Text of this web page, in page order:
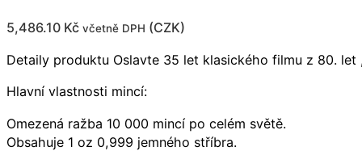
5,486.10 Kč včetně DPH (CZK)
Detaily produktu Oslavte 35 let klasického filmu z 80.
Hlavní vlastnosti mincí:
Omezená ražba 10 000 mincí po celém světě.
Obsahuje 1 oz 0,999 jemného stříbra.